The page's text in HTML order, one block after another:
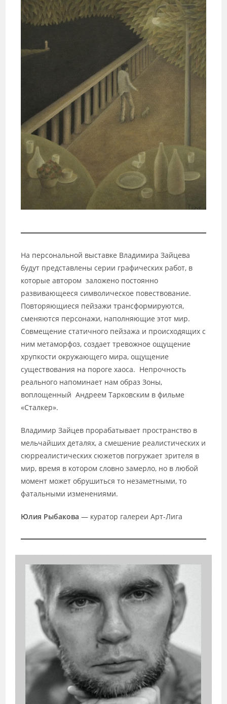
На персональной выставке Владимира Зайцева
будут представлены серии графических работ, в
которые автором заложено постоянно
развивающееся символическое повествование.
Повторяющиеся пейзажи трансформируются,
сменяются персонажи, наполняющие этот мир.
Совмещение статичного пейзажа и происходящих с
ним метаморфоз, создает тревожное ощущение
хрупкости окружающего мира, ощущение
существования на пороге хаоса. Непрочность
реального напоминает нам образ Зоны,
воплощенный Андреем Тарковским в фильме
«Сталкер».
Владимир Зайцев прорабатывает пространство в
мельчайших деталях, а смешение реалистических и
сюрреалистических сюжетов погружает зрителя в
мир, время в котором словно замерло, но в любой
момент может обрушиться то незаметными, то
фатальными изменениями.
Юлия Рыбакова — куратор галереи Арт-Лига